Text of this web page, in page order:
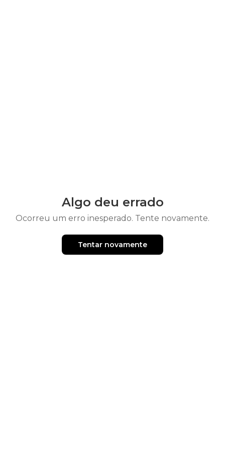
Algo deu errado
Ocorreu um erro inesperado. Tente novamente.
Tentar novamente